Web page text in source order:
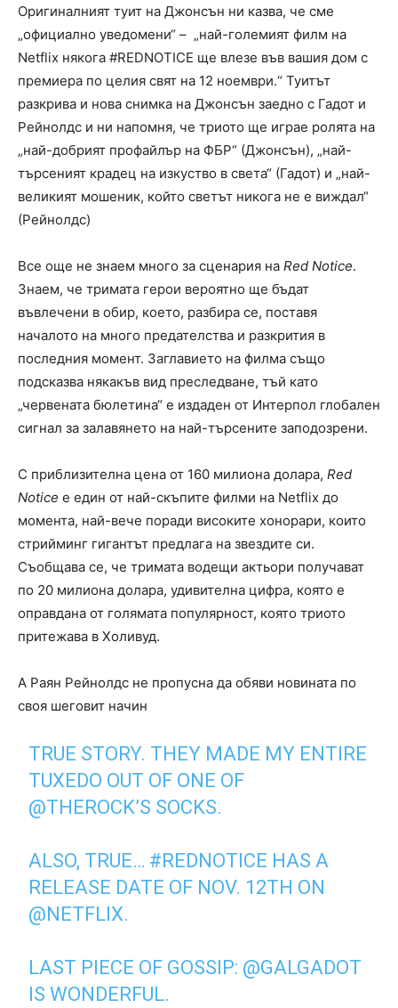
Оригиналният туит на Джонсън ни казва, че сме
„официално уведомени“ – „най-големият филм на
Netflix някога #REDNOTICE ще влезе във вашия дом с
премиера по целия свят на 12 ноември.“ Туитът
разкрива и нова снимка на Джонсън заедно с Гадот и
Рейнолдс и ни напомня, че триото ще играе ролята на
„най-добрият профайлър на ФБР“ (Джонсън), „най-
търсеният крадец на изкуство в света“ (Гадот) и „най-
великият мошеник, който светът никога не е виждал“
(Рейнолдс)
Все още не знаем много за сценария на Red Notice.
Знаем, че тримата герои вероятно ще бъдат
въвлечени в обир, което, разбира се, поставя
началото на много предателства и разкрития в
последния момент. Заглавието на филма също
подсказва някакъв вид преследване, тъй като
„червената бюлетина“ е издаден от Интерпол глобален
сигнал за залавянето на най-търсените заподозрени.
С приблизителна цена от 160 милиона долара, Red
Notice е един от най-скъпите филми на Netflix до
момента, най-вече поради високите хонорари, които
стрийминг гигантът предлага на звездите си.
Съобщава се, че тримата водещи актьори получават
по 20 милиона долара, удивителна цифра, която е
оправдана от голямата популярност, която триото
притежава в Холивуд.
А Раян Рейнолдс не пропусна да обяви новината по
своя шеговит начин
TRUE STORY. THEY MADE MY ENTIRE
TUXEDO OUT OF ONE OF
@THEROCK’S SOCKS.
ALSO, TRUE… #REDNOTICE HAS A
RELEASE DATE OF NOV. 12TH ON
@NETFLIX.
LAST PIECE OF GOSSIP: @GALGADOT
IS WONDERFUL.